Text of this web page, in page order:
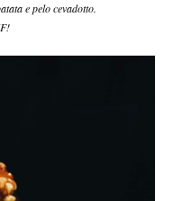
e pelo cevadotto.